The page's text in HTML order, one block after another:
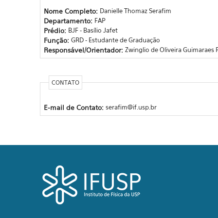
Nome Completo: Danielle Thomaz Serafim
Departamento: FAP
Prédio: BJF - Basílio Jafet
Função: GRD - Estudante de Graduação
Responsável/Orientador: Zwinglio de Oliveira Guimaraes
CONTATO
E-mail de Contato: serafim@if.usp.br